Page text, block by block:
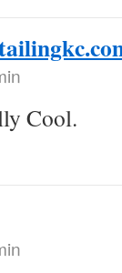
Cool.